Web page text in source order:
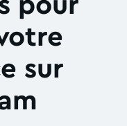
pour
sur